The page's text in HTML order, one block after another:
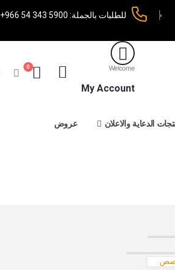
للطلبات بالجملة: +966 54 343 5900
Welcome
My Account
0
الدعاية والاعلان عروض